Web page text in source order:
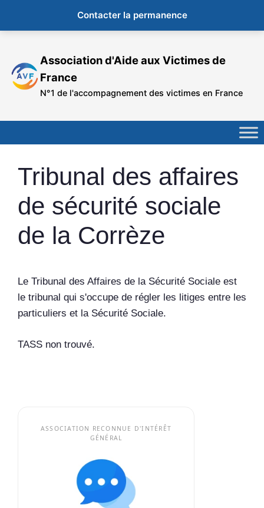
contenu
Contacter la permanence
Association d'Aide aux Victimes de
France
N°1 de l'accompagnement des victimes en France
Tribunal des affaires
de sécurité sociale
de la Corrèze
Le Tribunal des Affaires de la Sécurité Sociale est
le tribunal qui s'occupe de régler les litiges entre les
particuliers et la Sécurité Sociale.
TASS non trouvé.
ASSOCIATION RECONNUE D'INTÉRÊT
GÉNÉRAL